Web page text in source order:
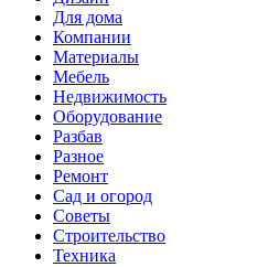
Для дома
Компании
Материалы
Мебель
Недвижимость
Оборудование
Разбав
Разное
Ремонт
Сад и огород
Советы
Строительство
Техника